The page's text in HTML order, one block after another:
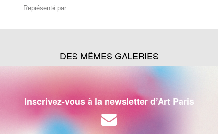
Représenté par
DES MÊMES GALERIES
Inscrivez-vous à la newsletter d’Art Paris